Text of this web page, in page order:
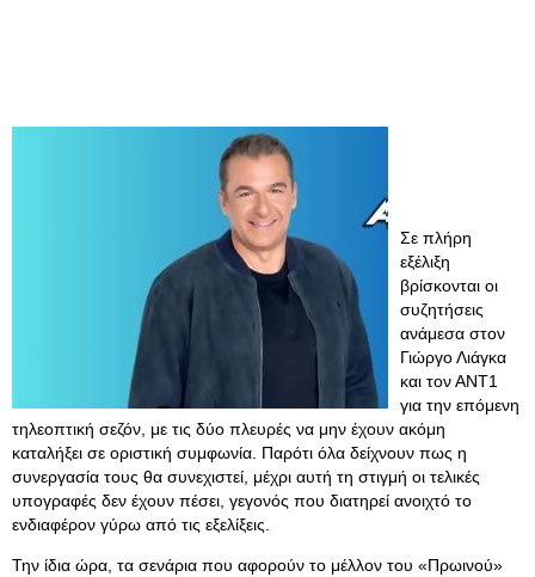
Σε πλήρη
εξέλιξη
βρίσκονται οι
συζητήσεις
ανάμεσα στον
Γιώργο Λιάγκα
και τον ΑΝΤ1
για την επόμενη
τηλεοπτική σεζόν, με τις δύο πλευρές να μην έχουν ακόμη
καταλήξει σε οριστική συμφωνία. Παρότι όλα δείχνουν πως η
συνεργασία τους θα συνεχιστεί, μέχρι αυτή τη στιγμή οι τελικές
υπογραφές δεν έχουν πέσει, γεγονός που διατηρεί ανοιχτό το
ενδιαφέρον γύρω από τις εξελίξεις.
Την ίδια ώρα, τα σενάρια που αφορούν το μέλλον του «Πρωινού»